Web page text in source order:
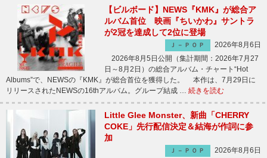
【ビルボード】NEWS『KMK』が総合ア
ルバム首位 映画『ちいかわ』サントラ
が2冠を達成して2位に登場
Ｊ－ＰＯＰ
2026年8月6日
2026年8月5日公開（集計期間：2026年7月27
日～8月2日）の総合アルバム・チャート“Hot
Albums”で、NEWSの『KMK』が総合首位を獲得した。 本作は、7月29日に
リリースされたNEWSの16thアルバム。グループ結成 … 続きを読む
Little Glee Monster、新曲「CHERRY
COKE」先行配信決定＆結海が作詞に参
加
Ｊ－ＰＯＰ
2026年8月6日